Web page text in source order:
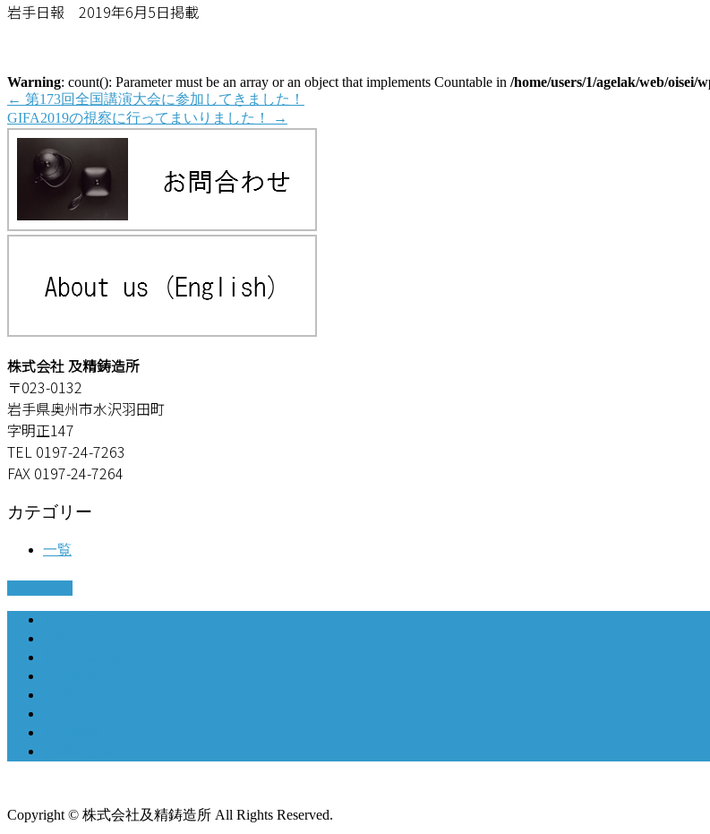
岩手日報 2019年6月5日掲載
Warning: count(): Parameter must be an array or an object that implements Countable in /home/users/1/agelak/web/oisei/
← 第173回全国講演大会に参加してきました！
GIFA2019の視察に行ってまいりました！
→
株式会社 及精鋳造所
〒023-0132
岩手県奥州市水沢羽田町
字明正147
TEL 0197-24-7263
FAX 0197-24-7264
カテゴリー
一覧
Copyright © 株式会社及精鋳造所 All Rights Reserved.